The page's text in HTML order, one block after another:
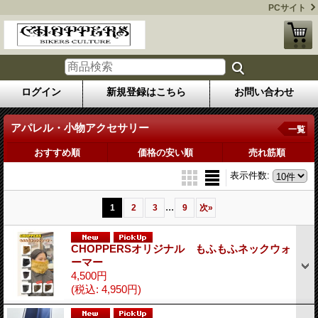
PCサイト
ログイン 新規登録はこちら お問い合わせ
アパレル・小物アクセサリー 一覧
おすすめ順 価格の安い順 売れ筋順
表示件数:
1 2 3 ... 9 次»
CHOPPERSオリジナル もふもふネックウォ
ーマー
4,500円
(税込: 4,950円)